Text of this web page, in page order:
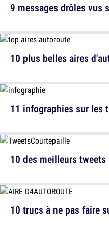
9 messages drôles vus
11 infographies sur les
10 trucs à ne pas faire
10 plus belles aires
10 des meilleurs